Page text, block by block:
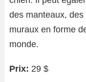
des manteaux,
muraux en forme
monde.
Prix: 29 $